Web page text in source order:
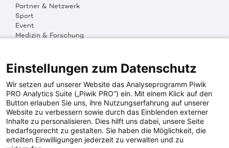
Partner & Netzwerk
Sport
Event
Medizin & Forschung
Multimedia
Social Media
PRESSEINFOS
Fotos & Media
Digitale Pressemappen
Patientenaktionen
Einstellungen zum Datenschutz
Wir setzen auf unserer Website das Analyseprogramm Piwik
PRO Analytics Suite („Piwik PRO“) ein. Mit einem Klick auf den
Button erlauben Sie uns, ihre Nutzungserfahrung auf unserer
Website zu verbessern sowie durch das Einblenden externer
Inhalte zu personalisieren. Dies hilft uns dabei, unsere Seite
bedarfsgerecht zu gestalten. Sie haben die Möglichkeit, die
erteilten Einwilligungen jederzeit zu verwalten und zu